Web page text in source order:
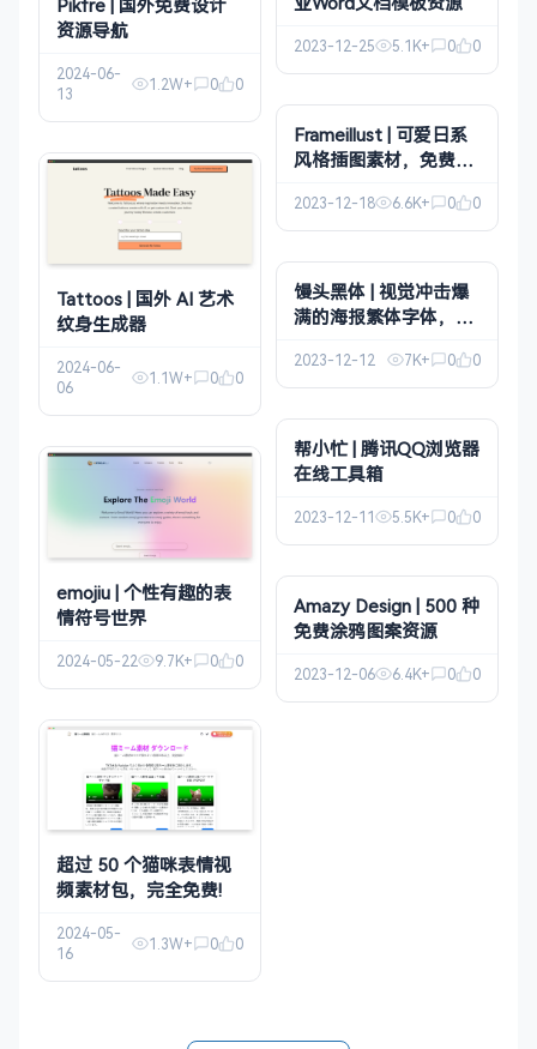
Pikfre | 国外免费设计
资源导航
2024-06-
13
1.2W+ 0 0
Tattoos | 国外 AI 艺术
纹身生成器
2024-06-
06
1.1W+ 0 0
emojiu | 个性有趣的表
情符号世界
2024-05-22 9.7K+ 0 0
超过 50 个猫咪表情视
频素材包，完全免费!
2024-05-
16
1.3W+ 0 0
2023-12-25 5.1K+ 0 0
Frameillust | 可爱日系
风格插图素材，免费下
2023-12-18 6.6K+ 0 0
馒头黑体 | 视觉冲击爆
满的海报繁体字体，全
2023-12-12 7K+ 0 0
帮小忙 | 腾讯QQ浏览器
在线工具箱
2023-12-11 5.5K+ 0 0
Amazy Design | 500 种
免费涂鸦图案资源
2023-12-06 6.4K+ 0 0